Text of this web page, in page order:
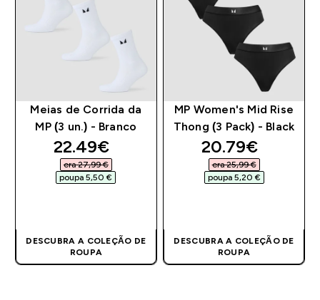
Meias de Corrida da
MP (3 un.) - Branco
discounted price
22.49€‎
era 27,99 €‎
poupa 5,50 €‎
DESCUBRA A COLEÇÃO DE
ROUPA
MP Women's Mid Rise
Thong (3 Pack) - Black
discounted
20.79€‎
era 25,99 €‎
poupa 5,20 €‎
DESCUBRA A COLEÇÃO DE
ROUPA